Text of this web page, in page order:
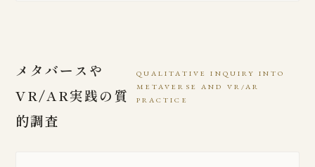
メタバースや
VR/AR実践の質
的調査
QUALITATIVE INQUIRY INTO
METAVERSE AND VR/AR
PRACTICE